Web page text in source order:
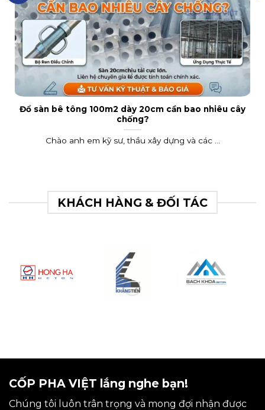
Đổ sàn bê tông 100m2 dày 20cm cần bao nhiêu cây
chống?
Chào anh em kỹ sư, thầu xây dựng và các ...
KHÁCH HÀNG & ĐỐI TÁC
CỐP PHA VIỆT lắng nghe bạn!
Chúng tôi luôn trân trọng và mong đợi nhận được